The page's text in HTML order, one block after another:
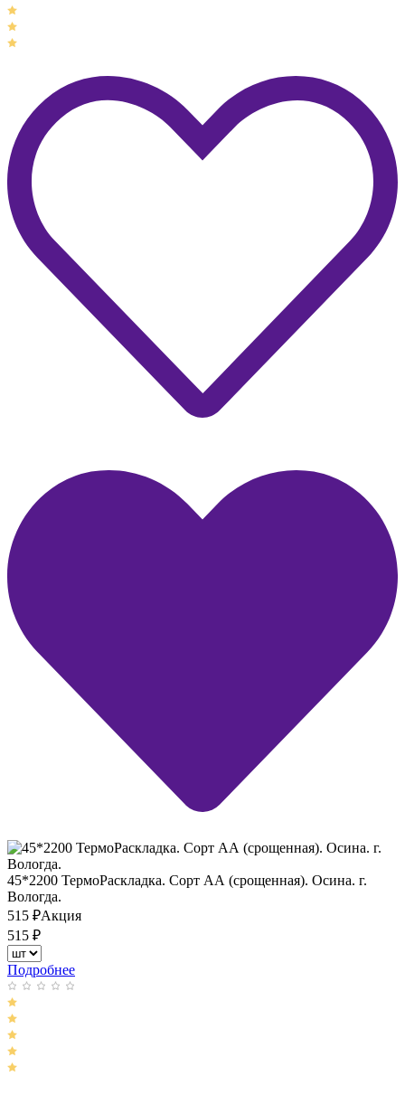
45*2200 ТермоРаскладка. Сорт АА (срощенная). Осина. г.
Вологда.
515 ₽Акция
515 ₽
Подробнее